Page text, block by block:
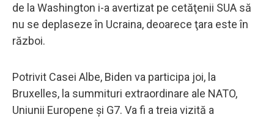
de la Washington i-a avertizat pe cetăţenii SUA să
nu se deplaseze în Ucraina, deoarece ţara este în
război.
Potrivit Casei Albe, Biden va participa joi, la
Bruxelles, la summituri extraordinare ale NATO,
Uniunii Europene şi G7. Va fi a treia vizită a